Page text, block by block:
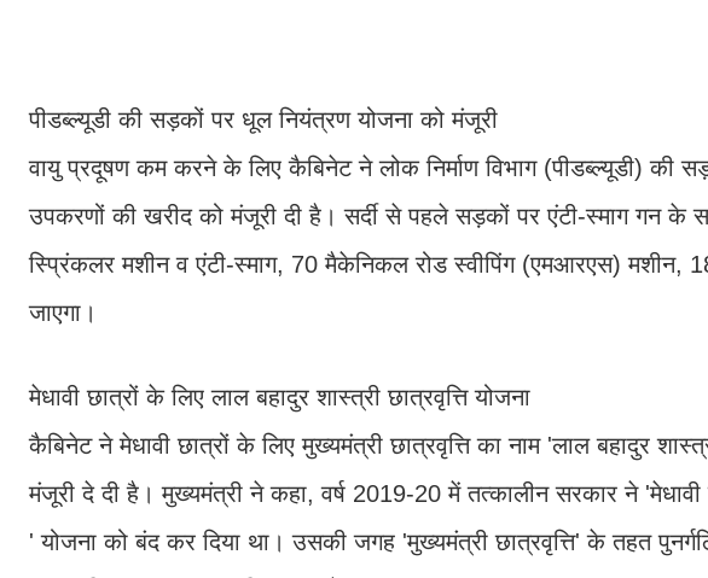
पीडब्ल्यूडी की सड़कों पर धूल नियंत्रण योजना को मंजूरी
वायु प्रदूषण कम करने के लिए कैबिनेट ने लोक निर्माण विभाग (पीडब्ल्यूडी)
उपकरणों की खरीद को मंजूरी दी है। सर्दी से पहले सड़कों पर एंटी-स्माग गन के
स्प्रिंकलर मशीन व एंटी-स्माग, 70 मैकेनिकल रोड स्वीपिंग (एमआरएस)
जाएगा।
मेधावी छात्रों के लिए लाल बहादुर शास्त्री छात्रवृत्ति योजना
कैबिनेट ने मेधावी छात्रों के लिए मुख्यमंत्री छात्रवृत्ति का नाम 'लाल बहादुर
मंजूरी दे दी है। मुख्यमंत्री ने कहा, वर्ष 2019-20 में तत्कालीन सरकार ने 'मेधावी
' योजना को बंद कर दिया था। उसकी जगह 'मुख्यमंत्री छात्रवृत्ति' के तहत